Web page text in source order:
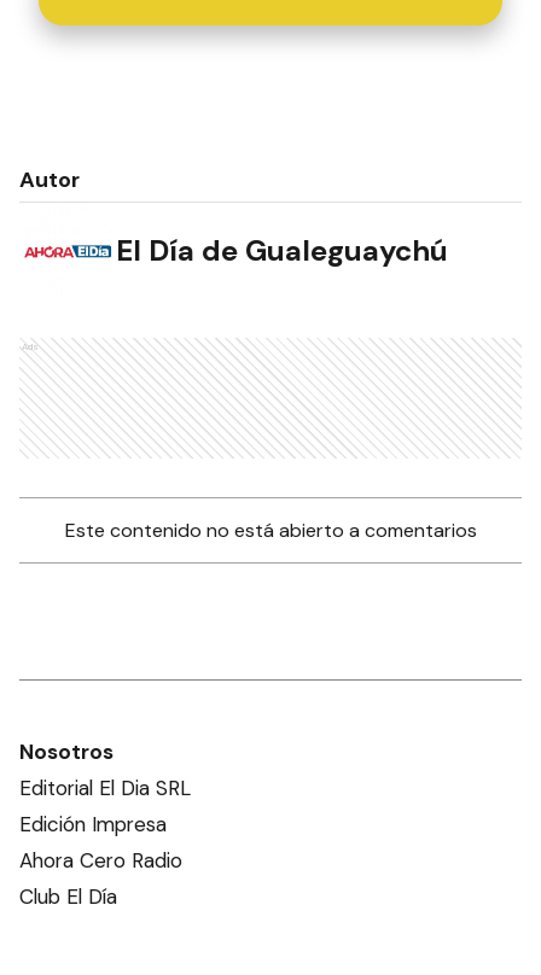
Autor
El Día de Gualeguaychú
Ads
Este contenido no está abierto a comentarios
Nosotros
Editorial El Dia SRL
Edición Impresa
Ahora Cero Radio
Club El Día